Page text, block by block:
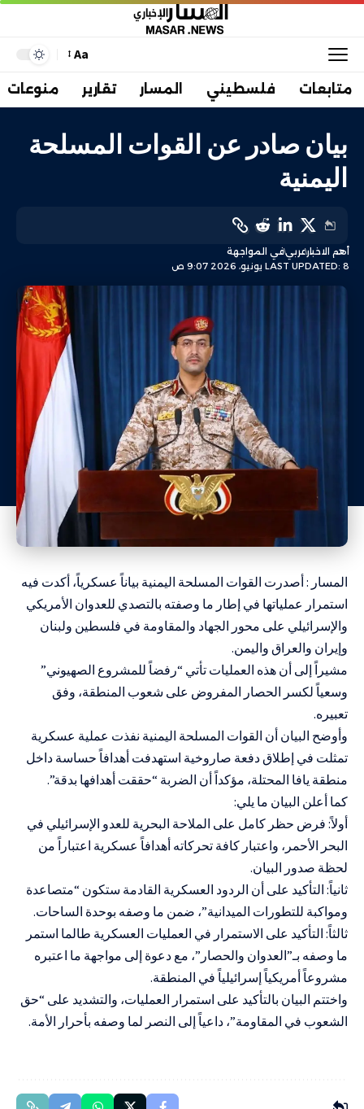
Aa
متابعات فلسطيني المسار تقارير منوعات
بيان صادر عن القوات المسلحة
اليمنية
LAST UPDATED: 8 يونيو، 2026 9:07 ص
أهم الاخبارعربيفي المواجهة
المسار : أصدرت القوات المسلحة اليمنية بياناً عسكرياً، أكدت فيه
استمرار عملياتها في إطار ما وصفته بالتصدي للعدوان الأمريكي
والإسرائيلي على محور الجهاد والمقاومة في فلسطين ولبنان
وإيران والعراق واليمن.
مشيراً إلى أن هذه العمليات تأتي “رفضاً للمشروع الصهيوني”
وسعياً لكسر الحصار المفروض على شعوب المنطقة، وفق
تعبيره.
وأوضح البيان أن القوات المسلحة اليمنية نفذت عملية عسكرية
تمثلت في إطلاق دفعة صاروخية استهدفت أهدافاً حساسة داخل
منطقة يافا المحتلة، مؤكداً أن الضربة “حققت أهدافها بدقة”.
كما أعلن البيان ما يلي:
أولاً: فرض حظر كامل على الملاحة البحرية للعدو الإسرائيلي في
البحر الأحمر، واعتبار كافة تحركاته أهدافاً عسكرية اعتباراً من
لحظة صدور البيان.
ثانياً: التأكيد على أن الردود العسكرية القادمة ستكون “متصاعدة
ومواكبة للتطورات الميدانية”، ضمن ما وصفه بوحدة الساحات.
ثالثاً: التأكيد على الاستمرار في العمليات العسكرية طالما استمر
ما وصفه بـ”العدوان والحصار”، مع دعوة إلى مواجهة ما اعتبره
مشروعاً أمريكياً إسرائيلياً في المنطقة.
واختتم البيان بالتأكيد على استمرار العمليات، والتشديد على “حق
الشعوب في المقاومة”، داعياً إلى النصر لما وصفه بأحرار الأمة.